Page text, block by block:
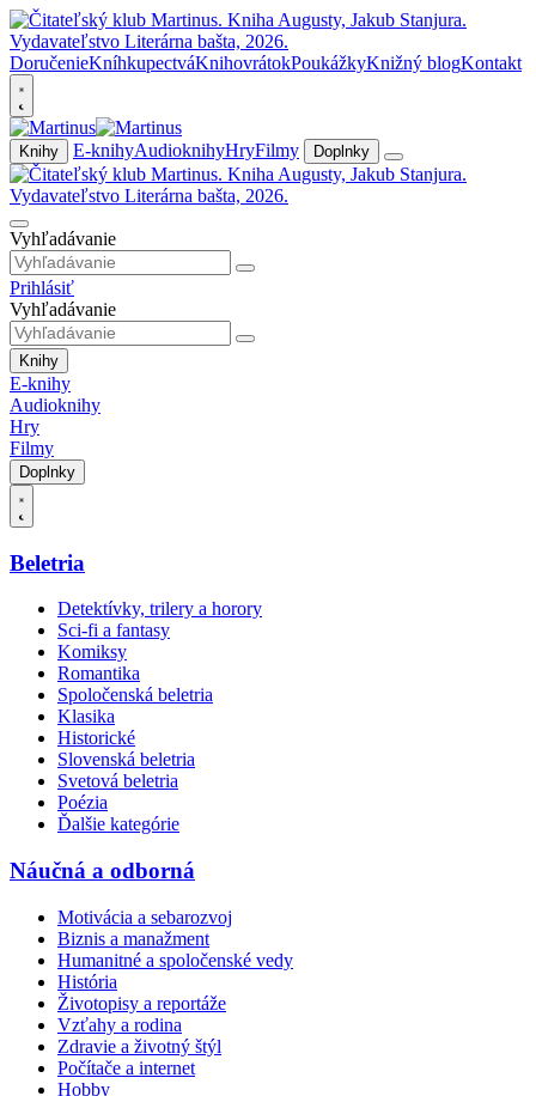
DoručenieKníhkupectváKnihovrátokPoukážkyKnižný blogKontakt
Knihy E-knihyAudioknihyHryFilmy Doplnky
Vyhľadávanie
Prihlásiť
Vyhľadávanie
Knihy
E-knihy
Audioknihy
Hry
Filmy
Doplnky
Beletria
Detektívky, trilery a horory
Sci-fi a fantasy
Komiksy
Romantika
Spoločenská beletria
Klasika
Historické
Slovenská beletria
Svetová beletria
Poézia
Ďalšie kategórie
Náučná a odborná
Motivácia a sebarozvoj
Biznis a manažment
Humanitné a spoločenské vedy
História
Životopisy a reportáže
Vzťahy a rodina
Zdravie a životný štýl
Počítače a internet
Hobby